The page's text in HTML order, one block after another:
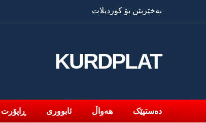
بەخێربێن بۆ کوردپلات
KURDPLAT
دەستپێک هەواڵ ئابووری ڕاپۆرت